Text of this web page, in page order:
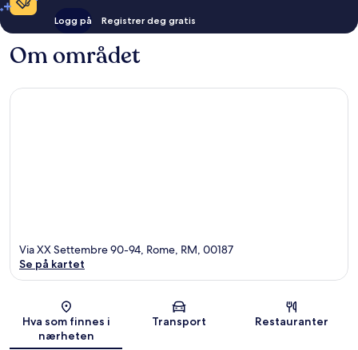
Logg på Registrer deg gratis
Om området
Kart
Via XX Settembre 90-94, Rome, RM, 00187
Se på kartet
Hva som finnes i
nærheten
Transport Restauranter